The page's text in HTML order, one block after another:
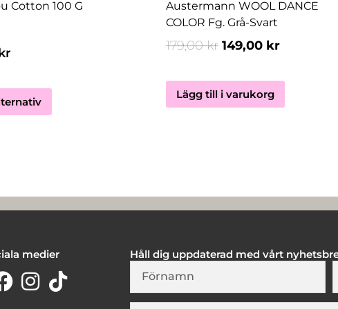
Cotton 100 G
Austermann WOOL DANCE
COLOR Fg. Grå-Svart
179,00kr 149,00 kr
Lägg till i varukorg
medier
Håll dig uppdaterad med vårt